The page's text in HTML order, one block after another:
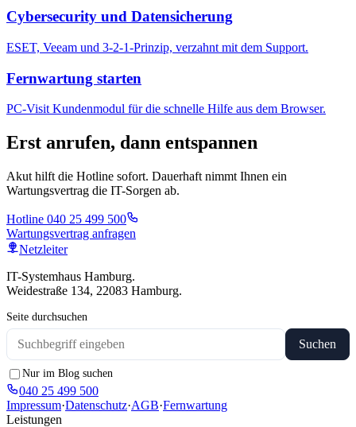
Cybersecurity und Datensicherung
ESET, Veeam und 3-2-1-Prinzip, verzahnt mit dem Support.
Fernwartung starten
PC-Visit Kundenmodul für die schnelle Hilfe aus dem Browser.
Erst anrufen, dann entspannen
Akut hilft die Hotline sofort. Dauerhaft nimmt Ihnen ein
Wartungsvertrag die IT-Sorgen ab.
Hotline 040 25 499 500
Wartungsvertrag anfragen
Netzleiter
IT-Systemhaus Hamburg.
Weidestraße 134, 22083 Hamburg.
Seite durchsuchen
Suchen
Nur im Blog suchen
040 25 499 500
Impressum·Datenschutz·AGB·Fernwartung
Leistungen